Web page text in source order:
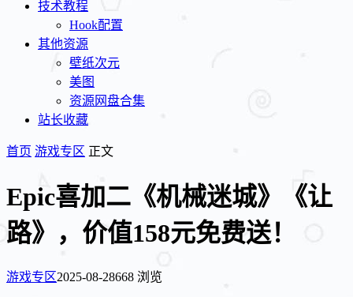
技术教程
Hook配置
其他资源
壁纸次元
美图
资源网盘合集
站长收藏
首页 游戏专区 正文
Epic喜加二《机械迷城》《让
路》，价值158元免费送！
游戏专区2025-08-28668 浏览